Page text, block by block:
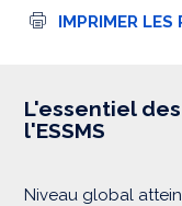
I
s
i
IMPRIMER LES
L'essentiel
l'ESSMS
Niveau global